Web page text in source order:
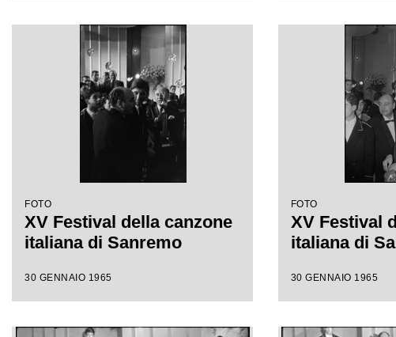
FOTO
XV Festival della canzone
italiana di Sanremo
30 GENNAIO 1965
FOTO
XV Festival
italiana di
30 GENNAIO 1965